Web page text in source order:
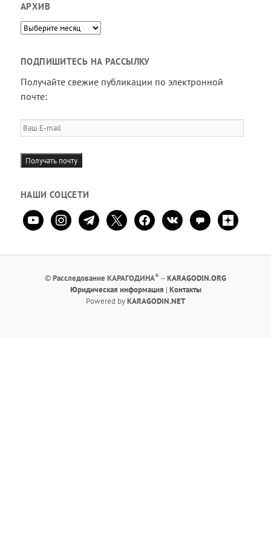
АРХИВ
Архив
ПОДПИШИТЕСЬ НА РАССЫЛКУ
Получайте свежие публикации по электронной
почте:
Ваш
E-
mail
Получать почту
НАШИ СОЦСЕТИ
youtubeinstagramtelegram
x facebookvkontaktecomment
zen-
yandex
©Расследование КАРАГОДИНА® – KARAGODIN.ORG
Юридическая информация | Контакты
Powered byKARAGODIN.NET